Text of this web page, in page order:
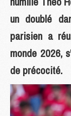
un doublé
parisien a
monde 2026,
de précocité.